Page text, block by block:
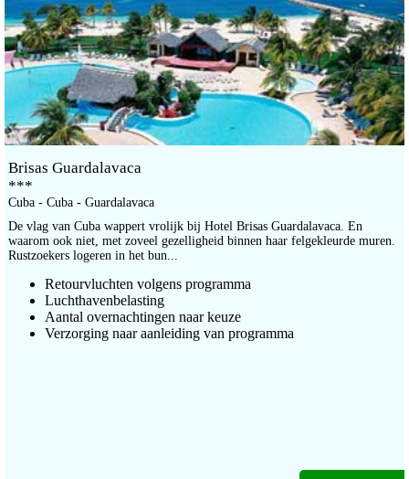
Brisas Guardalavaca
***
Cuba - Cuba - Guardalavaca
De vlag van Cuba wappert vrolijk bij Hotel Brisas Guardalavaca. En
waarom ook niet, met zoveel gezelligheid binnen haar felgekleurde muren.
Rustzoekers logeren in het bun...
Retourvluchten volgens programma
Luchthavenbelasting
Aantal overnachtingen naar keuze
Verzorging naar aanleiding van programma